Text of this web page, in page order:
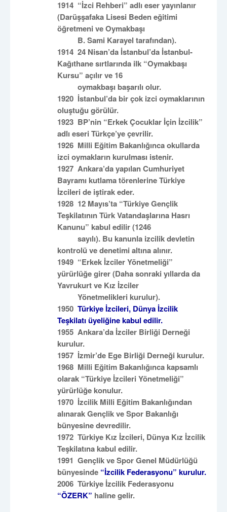
1914 “İzci Rehberi” adlı eser yayınlanır
(DarüşşafakaLisesi Beden eğitimi
öğretmeni ve Oymakbaşı
B. Sami Karayel tarafından).
1914 24 Nisan’da İstanbul’da İstanbul-
Kağıthane sırtlarında ilk “Oymakbaşı
Kursu” açılır ve 16
oymakbaşı başarılı olur.
1920 İstanbul’da bir çok izci oymaklarının
oluştuğu görülür.
1923 BP’nin“Erkek Çocuklar İçin İzcilik”
adlı eseri Türkçe’yeçevrilir.
1926 Milli Eğitim Bakanlığınca okullarda
izci oymakların kurulması istenir.
1927 Ankara’da yapılan Cumhuriyet
Bayramı kutlama törenlerine Türkiye
İzcileri de iştirak eder.
1928 12 Mayıs’ta “Türkiye Gençlik
Teşkilatının Türk Vatandaşlarına Hasrı
Kanunu” kabul edilir (1246
sayılı). Bu kanunla izcilik devletin
kontrolü ve denetimi altına alınır.
1949 “Erkek İzciler Yönetmeliği”
yürürlüğe girer (Daha sonraki yıllarda da
Yavrukurt ve Kız İzciler
Yönetmelikleri kurulur).
1950 Türkiye İzcileri, Dünya İzcilik
Teşkilatı üyeliğine kabul edilir.
1955 Ankara’da İzciler Birliği Derneği
kurulur.
1957 İzmir’de Ege Birliği Derneği kurulur.
1968 Milli Eğitim Bakanlığınca kapsamlı
olarak “Türkiye İzcileri Yönetmeliği”
yürürlüğe konulur.
1970 İzcilik Milli Eğitim Bakanlığından
alınarak Gençlik ve Spor Bakanlığı
bünyesine devredilir.
1972 Türkiye Kız İzcileri, Dünya Kız İzcilik
Teşkilatına kabul edilir.
1991 Gençlik ve Spor Genel Müdürlüğü
bünyesinde “İzcilik Federasyonu” kurulur.
2006 Türkiye İzcilik Federasyonu
“ÖZERK” haline gelir.